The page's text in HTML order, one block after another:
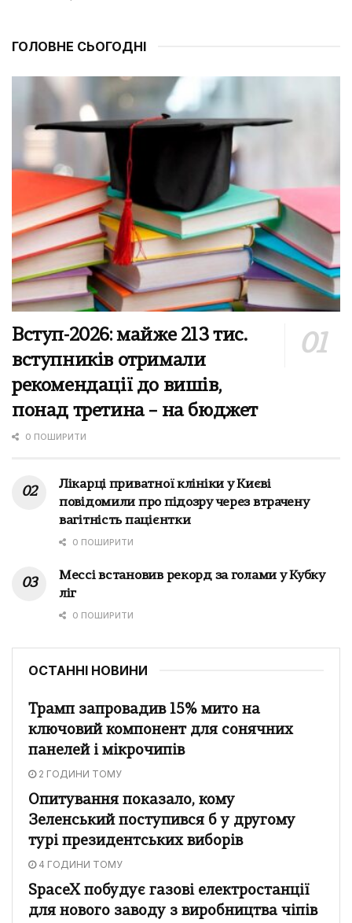
ГОЛОВНЕ СЬОГОДНІ
Вступ-2026: майже 213 тис.
вступників отримали
рекомендації до вишів,
понад третина – на бюджет
0 ПОШИРИТИ
Лікарці приватної клініки у Києві
повідомили про підозру через втрачену
вагітність пацієнтки
0 ПОШИРИТИ
Мессі встановив рекорд за голами у Кубку
ліг
0 ПОШИРИТИ
ОСТАННІ НОВИНИ
Трамп запровадив 15% мито на
ключовий компонент для сонячних
панелей і мікрочипів
2 ГОДИНИ ТОМУ
Опитування показало, кому
Зеленський поступився б у другому
турі президентських виборів
4 ГОДИНИ ТОМУ
SpaceX побудує газові електростанції
для нового заводу з виробництва чіпів